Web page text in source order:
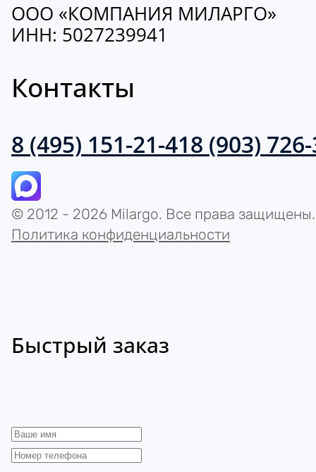
ООО «КОМПАНИЯ МИЛАРГО»
ИНН: 5027239941
Контакты
8 (495) 151-21-418 (903)
© 2012 - 2026 Milargo. Все права защищены.
Политика конфиденциальности
Быстрый заказ